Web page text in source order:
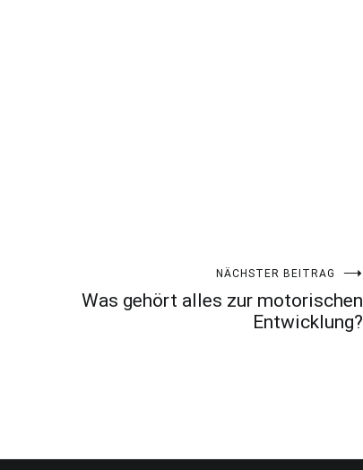
NÄCHSTER BEITRAG
Was gehört alles zur motorischen
Entwicklung?